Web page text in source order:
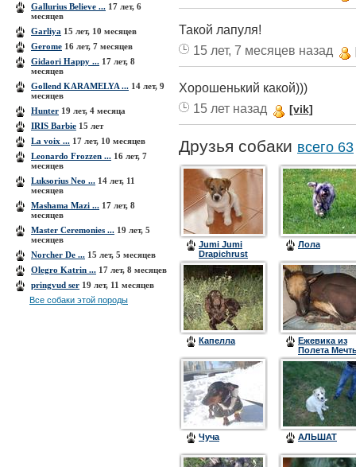
Gallurius Believe ... 17 лет, 6
месяцев
Garliya 15 лет, 10 месяцев
Gerome 16 лет, 7 месяцев
Gidaori Happy ... 17 лет, 8
месяцев
Gollend KARAMELYA ... 14 лет, 9
месяцев
Hunter 19 лет, 4 месяца
IRIS Barbie 15 лет
La voix ... 17 лет, 10 месяцев
Leonardo Frozzen ... 16 лет, 7
месяцев
Luksorius Neo ... 14 лет, 11
месяцев
Mashama Mazi ... 17 лет, 8
месяцев
Master Ceremonies ... 19 лет, 5
месяцев
Norcher De ... 15 лет, 5 месяцев
Olegro Katrin ... 17 лет, 8 месяцев
pringvud ser 19 лет, 11 месяцев
Все собаки этой породы
Такой лапуля!
15 лет, 7 месяцев назад
Хорошенький какой)))
15 лет назад
[vik]
Друзья собаки всего 63
Jumi Jumi
Drapichrust
Лола
Капелла
Ежевика из
Полета
Чуча АЛЬШАТ